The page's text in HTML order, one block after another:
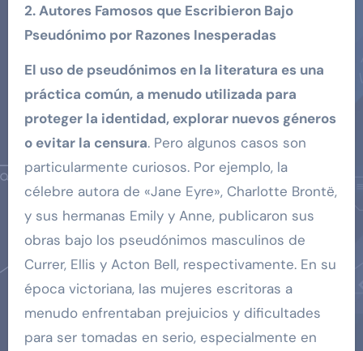
2. Autores Famosos que Escribieron Bajo
Pseudónimo por Razones Inesperadas
El uso de pseudónimos en la literatura es una
práctica común, a menudo utilizada para
proteger la identidad, explorar nuevos géneros
o evitar la censura. Pero algunos casos son
particularmente curiosos. Por ejemplo, la
célebre autora de «Jane Eyre», Charlotte Brontë,
y sus hermanas Emily y Anne, publicaron sus
obras bajo los pseudónimos masculinos de
Currer, Ellis y Acton Bell, respectivamente. En su
época victoriana, las mujeres escritoras a
menudo enfrentaban prejuicios y dificultades
para ser tomadas en serio, especialmente en